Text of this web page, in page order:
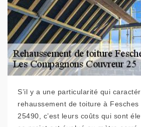
S’il y a une particularité qui
rehaussement de toiture à
25490, c’est leurs coûts qui sont